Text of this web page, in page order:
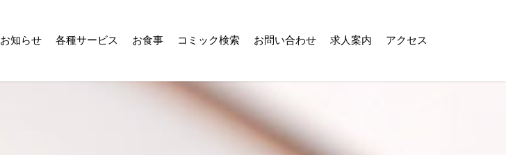
お知らせ 各種サービス お食事 コミック検索 お問い合わせ 求人案内 アクセス